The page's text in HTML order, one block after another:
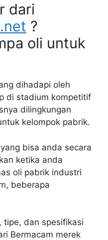
dari
?
oli untuk
dihadapi oleh
di stadium kompetitif
dilingkungan
kelompok pabrik.
bisa anda secara
ketika anda
oli pabrik industri
beberapa
tipe, dan spesifikasi
Bermacam merek